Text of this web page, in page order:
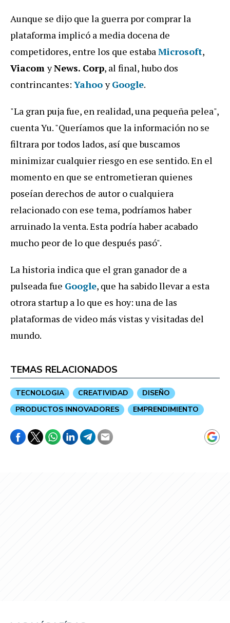
Aunque se dijo que la guerra por comprar la
plataforma implicó a media docena de
competidores, entre los que estabaMicrosoft,
ViacomyNews. Corp, al final, hubo dos
contrincantes: YahooyGoogle.
"La gran puja fue, en realidad, una pequeña pelea",
cuenta Yu. "Queríamos que la información no se
filtrara por todos lados, así que buscamos
minimizar cualquier riesgo en ese sentido. En el
momento en que se entrometieran quienes
poseían derechos de autor o cualquiera
relacionado con ese tema, podríamos haber
arruinado la venta. Esta podría haber acabado
mucho peor de lo que después pasó".
La historia indica que el gran ganador de a
pulseada fue Google, que ha sabido llevar a esta
otrora startup a lo que es hoy: una de las
plataformas de video más vistas y visitadas del
mundo.
TEMAS RELACIONADOS
TECNOLOGIA CREATIVIDAD
DISEÑO
PRODUCTOS INNOVADORES
EMPRENDIMIENTO